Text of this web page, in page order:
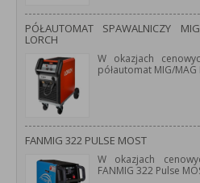
PÓŁAUTOMAT SPAWALNICZY
LORCH
W okazjach
półautomat MIG/
FANMIG 322 PULSE MOST
W okazjach
FANMIG 322 Pulse